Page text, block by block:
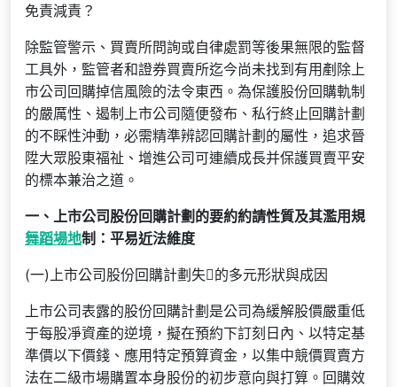
免責減責？
除監管警示、買賣所問詢或自律處罰等後果無限的監督
工具外，監管者和證券買賣所迄今尚未找到有用剷除上
市公司回購掉信風險的法令東西。為保護股份回購軌制
的嚴厲性、遏制上市公司隨便發布、私行終止回購計劃
的不睬性沖動，必需精準辨認回購計劃的屬性，追求晉
陞大眾股東福祉、增進公司可連續成長并保護買賣平安
的標本兼治之道。
一、上市公司股份回購計劃的要約約請性質及其濫用規
舞蹈場地制：平易近法維度
(一)上市公司股份回購計劃失的多元形狀與成因
上市公司表露的股份回購計劃是公司為緩解股價嚴重低
于每股凈資產的逆境，擬在預約下訂刻日內、以特定基
準價以下價錢、應用特定預算資金，以集中競價買賣方
法在二級市場購置本身股份的初步意向與打算。回購效